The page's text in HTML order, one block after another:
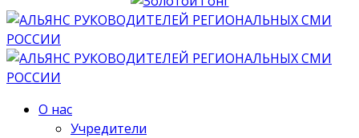
О нас
Учредители